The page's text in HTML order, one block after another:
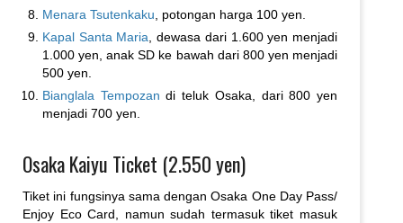
Menara Tsutenkaku , potongan harga 100 yen.
Kapal Santa Maria , dewasa dari 1.600 yen menjadi
1.000 yen, anak SD ke bawah dari 800 yen menjadi
500 yen.
Bianglala Tempozan di teluk Osaka, dari 800 yen
menjadi 700 yen.
Osaka Kaiyu Ticket (2.550 yen)
Tiket ini fungsinya sama dengan Osaka One Day Pass/
Enjoy Eco Card, namun sudah termasuk tiket masuk